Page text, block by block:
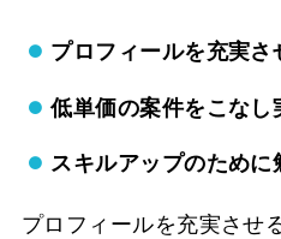
プロフィールを充実さ
低単価の案件をこなし
スキルアップのために
プロフィールを充実させ